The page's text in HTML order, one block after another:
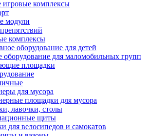
игровые комплексы
модули
комплексы
оборудование для детей
оборудование для маломобильных групп
площадки
для мусора
площадки для мусора
лавочки, столы
щиты
для велосипедов и самокатов